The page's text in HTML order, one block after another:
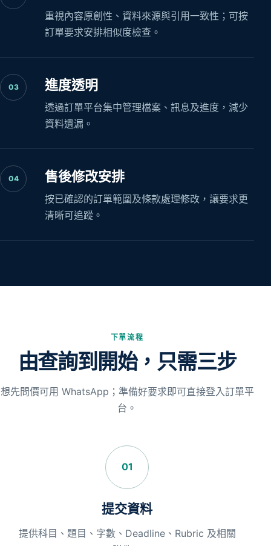
重視內容原創性、資料來源與引用一致性；可按
訂單要求安排相似度檢查。
03 進度透明
透過訂單平台集中管理檔案、訊息及進度，減少
資料遺漏。
04 售後修改安排
按已確認的訂單範圍及條款處理修改，讓要求更
清晰可追蹤。
下單流程
由查詢到開始，只需三步
想先問價可用 WhatsApp；準備好要求即可直接登入訂單平
台。
01
提交資料
提供科目、題目、字數、Deadline、Rubric 及相關